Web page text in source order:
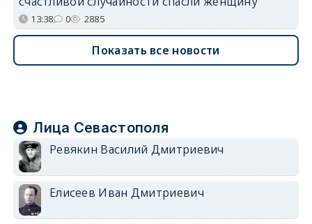
13:38 0 2885
Показать все новости
Лица Севастополя
Ревякин Василий Дмитриевич
Елисеев Иван Дмитриевич